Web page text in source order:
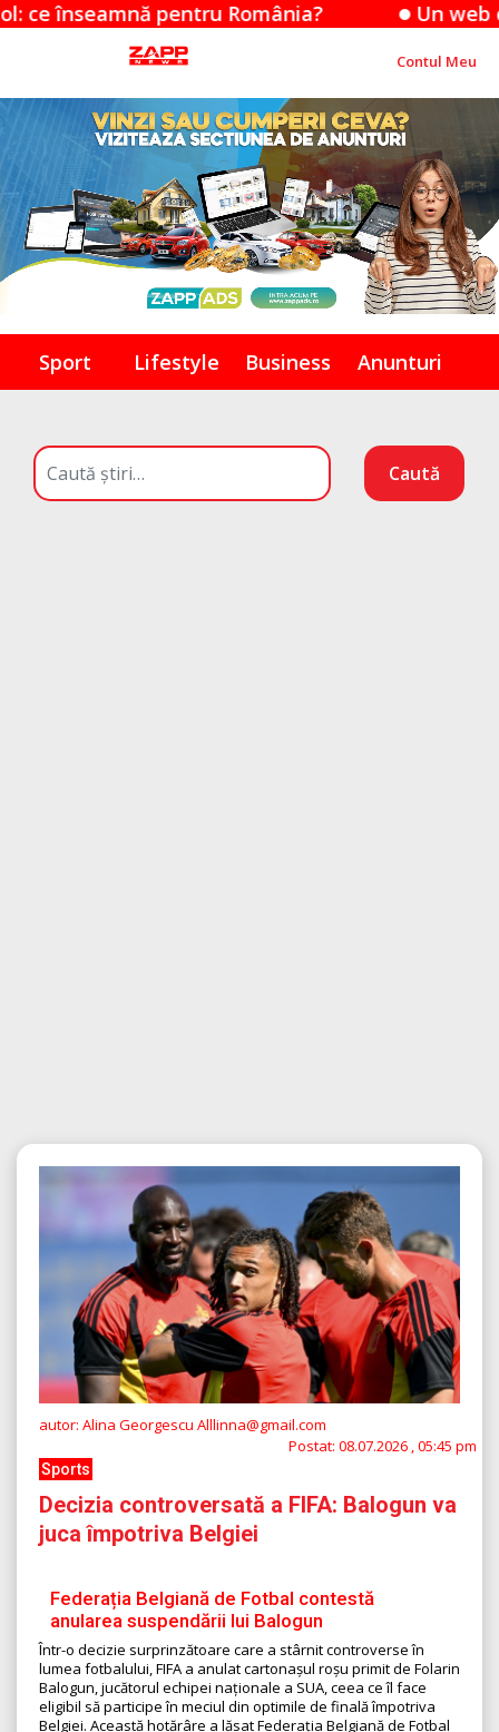
România? Un web designer
Contul Meu
Sport Lifestyle Business Anunturi
Caută
autor: Alina Georgescu Alllinna@gmail.com
Postat: 08.07.2026 , 05:45 pm
Sports
Decizia controversată a FIFA: Balogun va
juca împotriva Belgiei
Federația Belgiană de Fotbal contestă
anularea suspendării lui Balogun
Într-o decizie surprinzătoare care a stârnit controverse în
lumea fotbalului, FIFA a anulat cartonașul roșu primit de Folarin
Balogun, jucătorul echipei naționale a SUA, ceea ce îl face
eligibil să participe în meciul din optimile de finală împotriva
Belgiei. Această hotărâre a lăsat Federația Belgiană de Fotbal